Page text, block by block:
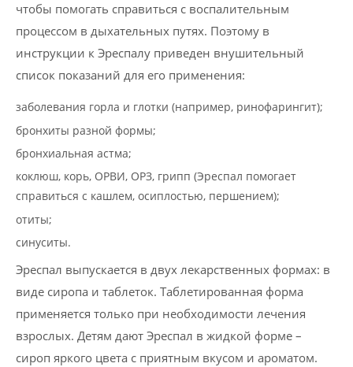
чтобы помогать справиться с воспалительным
процессом в дыхательных путях. Поэтому в
инструкции к Эреспалу приведен внушительный
список показаний для его применения:
заболевания горла и глотки (например, ринофарингит);
бронхиты разной формы;
бронхиальная астма;
коклюш, корь, ОРВИ, ОРЗ, грипп (Эреспал помогает
справиться с кашлем, осиплостью, першением);
отиты;
синуситы.
Эреспал выпускается в двух лекарственных формах: в
виде сиропа и таблеток. Таблетированная форма
применяется только при необходимости лечения
взрослых. Детям дают Эреспал в жидкой форме –
сироп яркого цвета с приятным вкусом и ароматом.